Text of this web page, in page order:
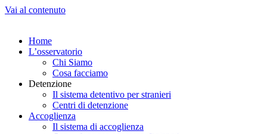
Vai al contenuto
Home
L’osservatorio
Chi Siamo
Cosa facciamo
Detenzione
Il sistema detentivo per stranieri
Centri di detenzione
Accoglienza
Il sistema di accoglienza